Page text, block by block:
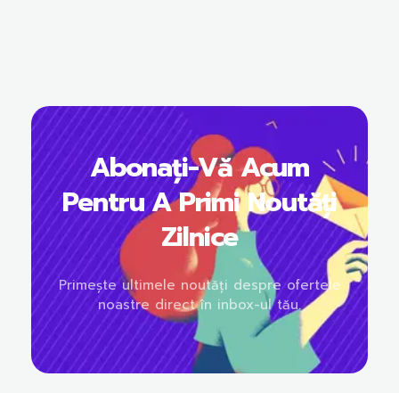
Abonați-Vă Acum
Pentru A Primi Noutăți
Zilnice
Primește ultimele noutăți despre ofertele
noastre direct în inbox-ul tău.